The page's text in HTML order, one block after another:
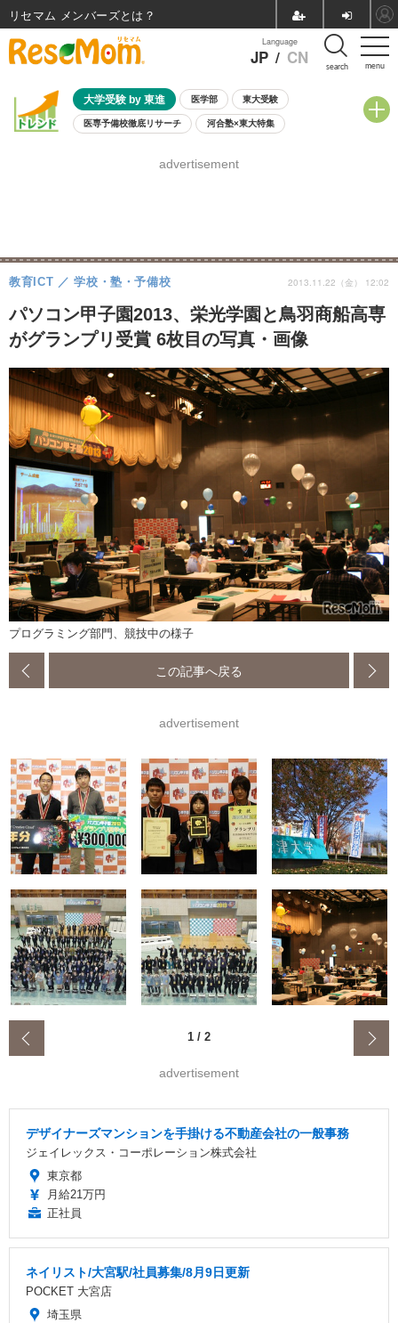
menu
Language
JP / CN search
大学受験 by 東進 医学部 東大受験
医専予備校徹底リサーチ 河合塾×東大特集
8月開催学校説明会・相談会
advertisement
パソコン甲子園2013、栄光学園と鳥羽商船高専
がグランプリ受賞 6枚目の写真・画像
教育ICT 学校・塾・予備校 2013.11.22（金） 12:02
プログラミング部門、競技中の様子
この記事へ戻る
advertisement
1 / 2
advertisement
デザイナーズマンションを手掛ける不動産会社の一般事務
ジェイレックス・コーポレーション株式会社
東京都
月給21万円
正社員
ネイリスト/大宮駅/社員募集/8月9日更新
POCKET 大宮店
埼玉県
リセマム メンバーズ